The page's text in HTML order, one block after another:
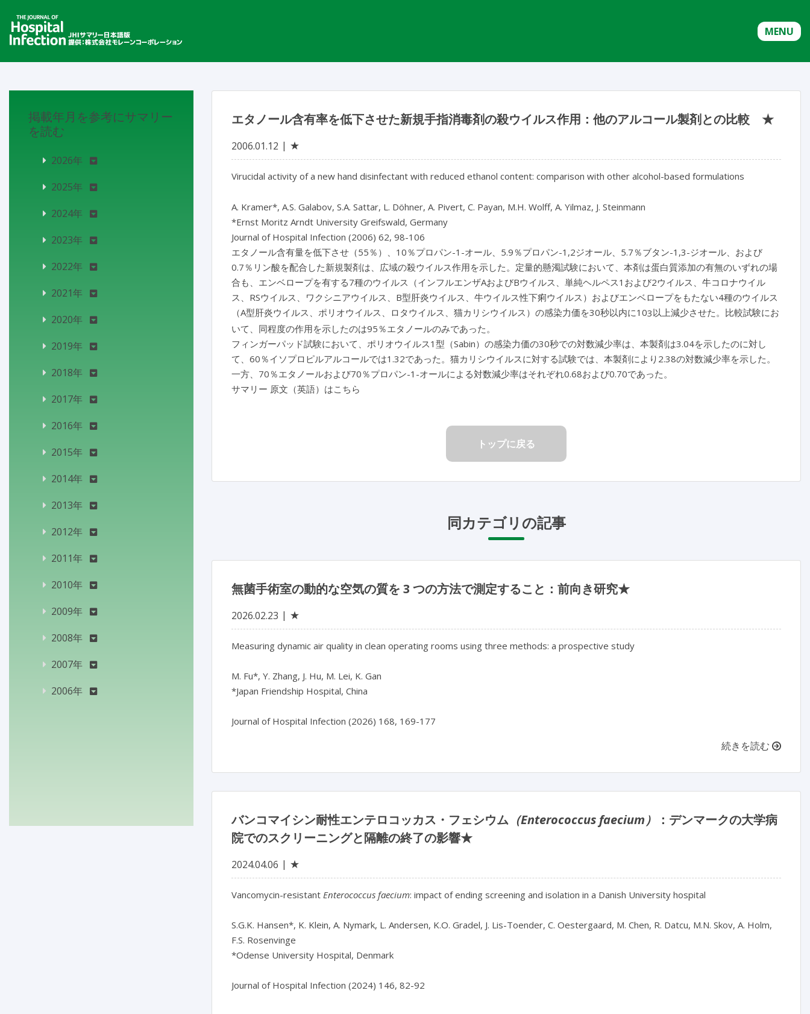
MENU
エタノール含有率を低下させた新規手指消毒剤の殺ウイルス作用：他のアルコール製剤との比較 ★
2006.01.12 ★
Virucidal activity of a new hand disinfectant with reduced ethanol content: comparison with other alcohol-based formulations
A. Kramer*, A.S. Galabov, S.A. Sattar, L. Döhner, A. Pivert, C. Payan, M.H. Wolff, A. Yilmaz, J. Steinmann
*Ernst Moritz Arndt University Greifswald, Germany
Journal of Hospital Infection (2006) 62, 98-106
エタノール含有量を低下させ（55％）、10％プロパン-1-オール、5.9％プロパン-1,2ジオール、5.7％ブタン-1,3-ジオール、および
0.7％リン酸を配合した新規製剤は、広域の殺ウイルス作用を示した。定量的懸濁試験において、本剤は蛋白質添加の有無のいずれの場
合も、エンベロープを有する7種のウイルス（インフルエンザAおよびBウイルス、単純ヘルペス1および2ウイルス、牛コロナウイル
ス、RSウイルス、ワクシニアウイルス、B型肝炎ウイルス、牛ウイルス性下痢ウイルス）およびエンベロープをもたない4種のウイルス
（A型肝炎ウイルス、ポリオウイルス、ロタウイルス、猫カリシウイルス）の感染力価を30秒以内に103以上減少させた。比較試験にお
いて、同程度の作用を示したのは95％エタノールのみであった。
フィンガーパッド試験において、ポリオウイルス1型（Sabin）の感染力価の30秒での対数減少率は、本製剤は3.04を示したのに対し
て、60％イソプロピルアルコールでは1.32であった。猫カリシウイルスに対する試験では、本製剤により2.38の対数減少率を示した。
一方、70％エタノールおよび70％プロパン-1-オールによる対数減少率はそれぞれ0.68および0.70であった。
サマリー 原文（英語）はこちら
トップに戻る
同カテゴリの記事
無菌手術室の動的な空気の質を 3 つの方法で測定すること：前向き研究★
2026.02.23 ★
Measuring dynamic air quality in clean operating rooms using three methods: a prospective study
M. Fu*, Y. Zhang, J. Hu, M. Lei, K. Gan
*Japan Friendship Hospital, China
Journal of Hospital Infection (2026) 168, 169-177
続きを読む
バンコマイシン耐性エンテロコッカス・フェシウム （Enterococcus faecium）
：デンマークの大学病
院でのスクリーニングと隔離の終了の影響★
2024.04.06 ★
Vancomycin-resistant Enterococcus faecium: impact of ending screening and isolation in a Danish University hospital
S.G.K. Hansen*, K. Klein, A. Nymark, L. Andersen, K.O. Gradel, J. Lis-Toender, C. Oestergaard, M. Chen, R. Datcu, M.N. Skov, A. Holm,
F.S. Rosenvinge
*Odense University Hospital, Denmark
Journal of Hospital Infection (2024) 146, 82-92
掲載年月を参考にサマリー
を読む
2026年
2025年
2024年
2023年
2022年
2021年
2020年
2019年
2018年
2017年
2016年
2015年
2014年
2013年
2012年
2011年
2010年
2009年
2008年
2007年
2006年